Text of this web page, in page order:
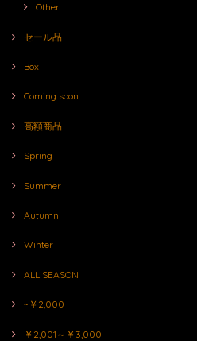
Other
セール品
Box
Coming soon
高額商品
Spring
Summer
Autumn
Winter
ALL SEASON
~￥2,000
￥2,001～￥3,000